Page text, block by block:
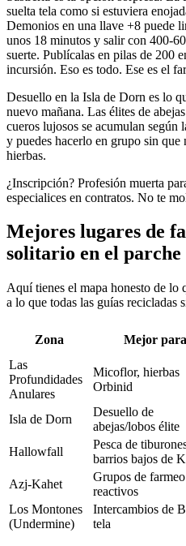
suelta tela como si estuviera
Demonios en una llave +8 puede
unos 18 minutos y salir con 400-
suerte. Publícalas en pilas de 200
incursión. Eso es todo. Ese es el
Desuello en la Isla de Dorn es lo
nuevo mañana. Las élites de
cueros lujosos se acumulan según
y puedes hacerlo en grupo sin
hierbas.
¿Inscripción? Profesión muerta
especialices en contratos. No te
Mejores lugares de
solitario en el parche
Aquí tienes el mapa honesto de lo
a lo que todas las guías recicladas
Zona Mejor para
Las
Profundidades
Anulares
Micoflor, hierbas
Orbinid
Isla de Dorn
Desuello de
abejas/lobos élite
Hallowfall
Pesca de
barrios bajos de
Azj-Kahet
Grupos de
reactivos
Los Montones
(Undermine)
Intercambios de
tela